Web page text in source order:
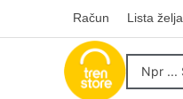
Račun Lista želja